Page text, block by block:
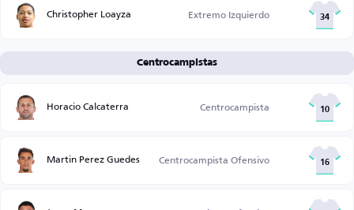
Christopher Loayza Extremo Izquierdo 34
Centrocampistas
Horacio Calcaterra Centrocampista 10
Martin Perez Guedes Centrocampista Ofensivo 16